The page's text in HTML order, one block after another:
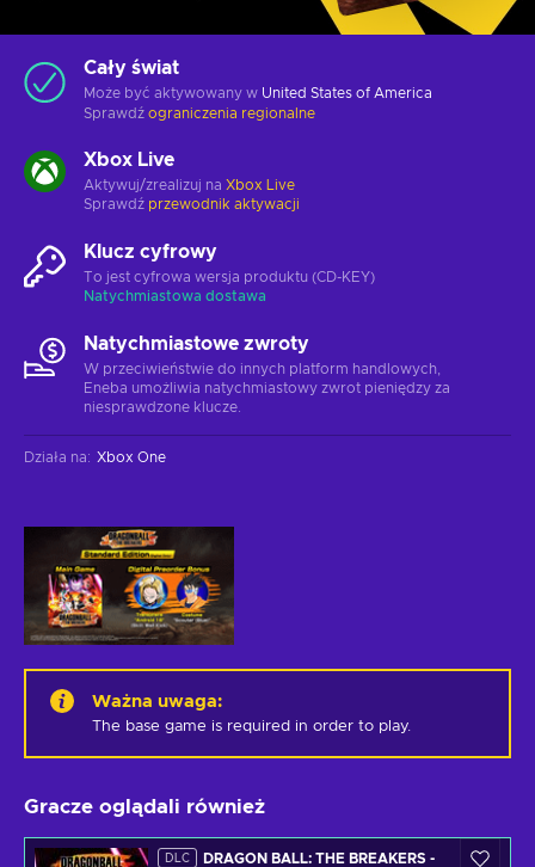
Cały świat
Może być aktywowany w United States of America
Sprawdź ograniczenia regionalne
Xbox Live
Aktywuj/zrealizuj na Xbox Live
Sprawdź przewodnik aktywacji
Klucz cyfrowy
To jest cyfrowa wersja produktu (CD-KEY)
Natychmiastowa dostawa
Natychmiastowe zwroty
W przeciwieństwie do innych platform handlowych,
Eneba umożliwia natychmiastowy zwrot pieniędzy za
niesprawdzone klucze.
Działa na: Xbox One
Ważna uwaga:
The base game is required in order to play.
Gracze oglądali również
DLC
DRAGON BALL: THE BREAKERS -